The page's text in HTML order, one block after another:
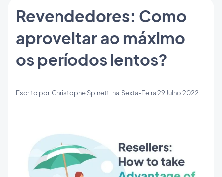
Revendedores: Como
aproveitar ao máximo
os períodos lentos?
Escrito por Christophe Spinetti na Sexta-Feira 29 Julho 2022